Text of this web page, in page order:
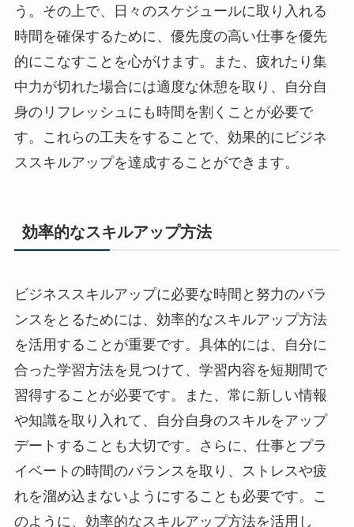
う。その上で、日々のスケジュールに取り入れる
時間を確保するために、優先度の高い仕事を優先
的にこなすことを心がけます。また、疲れたり集
中力が切れた場合には適度な休憩を取り、自分自
身のリフレッシュにも時間を割くことが必要で
す。これらの工夫をすることで、効果的にビジネ
ススキルアップを達成することができます。
効率的なスキルアップ方法
ビジネススキルアップに必要な時間と努力のバラ
ンスをとるためには、効率的なスキルアップ方法
を活用することが重要です。具体的には、自分に
合った学習方法を見つけて、学習内容を短期間で
習得することが必要です。また、常に新しい情報
や知識を取り入れて、自分自身のスキルをアップ
デートすることも大切です。さらに、仕事とプラ
イベートの時間のバランスを取り、ストレスや疲
れを溜め込まないようにすることも必要です。こ
のように、効率的なスキルアップ方法を活用し